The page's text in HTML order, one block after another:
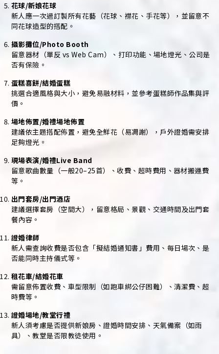
花球/新娘花球
新人應一次過訂製所有花藝（花球、襟花、手花等），並留意不
同花球造型的搭配。
攝影攤位/Photo Booth
留意器材（單反 vs Web Cam）、打印功能、場地燈光、公司是
否有保險。
蛋糕喜餅/結婚蛋糕
挑選合適風格與大小，避免易融材料，並參考蛋糕師作品集與評
價。
場地佈置/婚禮場地佈置
建議依主題搭配佈置，避免全鮮花（易凋謝），戶外證婚需安排
足夠燈光。
現場表演/婚禮Live Band
留意歌曲數量（一般20–25首）、收費、超時費用、器材搬運費
等。
出門套房/出門酒店
建議選擇套房（空間大），留意格局、景觀、交通時間及出門套
餐內容。
證婚律師
新人需查詢收費是否包含「擬結婚通知書」費用、每日場次、是
否能同時主持儀式等。
租花車/結婚花車
需留意佈置收費、車型限制（如跑車綁公仔困難）、清潔費、超
時費等。
證婚場地/教堂行禮
新人須考慮是否提供新娘房、證婚時間安排、天氣備案（如雨
具）、教堂是否限教徒使用。